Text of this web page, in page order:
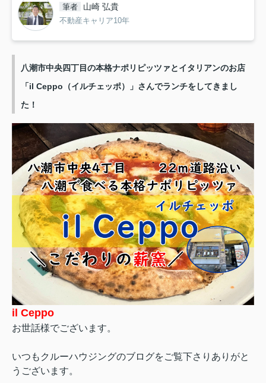
筆者 山崎 弘貴
不動産キャリア10年
八潮市中央四丁目の本格ナポリピッツァとイタリアンのお店
「il Ceppo（イルチェッポ）」さんでランチをしてきまし
た！
il Ceppo
お世話様でございます。
いつもクルーハウジングのブログをご覧下さりありがと
うございます。